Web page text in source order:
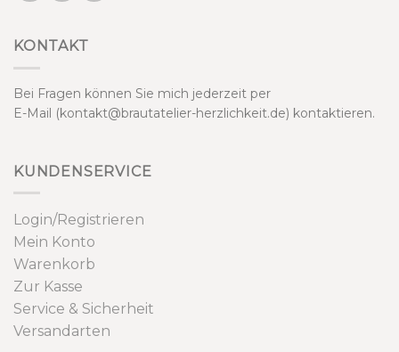
KONTAKT
Bei Fragen können Sie mich jederzeit per
E-Mail (kontakt@brautatelier-herzlichkeit.de) kontaktieren.
KUNDENSERVICE
Login/Registrieren
Mein Konto
Warenkorb
Zur Kasse
Service & Sicherheit
Versandarten